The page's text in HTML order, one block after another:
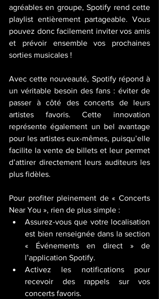
agréables en groupe, Spotify rend cette
playlist entièrement partageable. Vous
pouvez donc facilement inviter vos amis
et prévoir ensemble vos prochaines
sorties musicales !
Avec cette nouveauté, Spotify répond à
un véritable besoin des fans : éviter de
passer à côté des concerts de leurs
artistes favoris. Cette innovation
représente également un bel avantage
pour les artistes eux-mêmes, puisqu’elle
facilite la vente de billets et leur permet
d’attirer directement leurs auditeurs les
plus fidèles.
Pour profiter pleinement de « Concerts
Near You », rien de plus simple :
Assurez-vous que votre localisation
est bien renseignée dans la section
« Événements en direct » de
l’application Spotify.
Activez les notifications pour
recevoir des rappels sur vos
concerts favoris.